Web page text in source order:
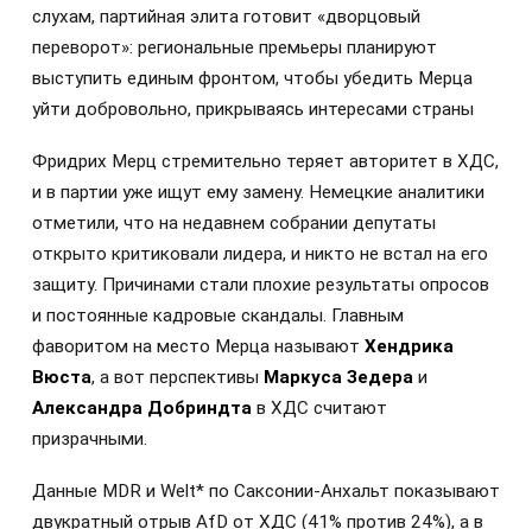
слухам, партийная элита готовит «дворцовый
переворот»: региональные премьеры планируют
выступить единым фронтом, чтобы убедить Мерца
уйти добровольно, прикрываясь интересами страны
Фридрих Мерц стремительно теряет авторитет в ХДС,
и в партии уже ищут ему замену. Немецкие аналитики
отметили, что на недавнем собрании депутаты
открыто критиковали лидера, и никто не встал на его
защиту. Причинами стали плохие результаты опросов
и постоянные кадровые скандалы. Главным
фаворитом на место Мерца называют Хендрика
Вюста, а вот перспективы Маркуса Зедера и
Александра Добриндта в ХДС считают
призрачными.
Данные MDR и Welt* по Саксонии-Анхальт показывают
двукратный отрыв AfD от ХДС (41% против 24%), а в